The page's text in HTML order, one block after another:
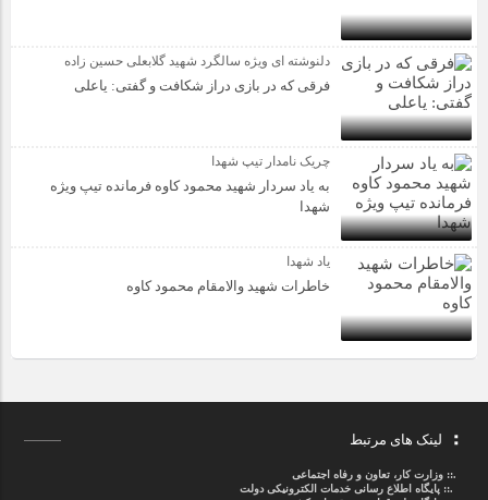
دلنوشته ای ویژه سالگرد شهید گلابعلی حسین زاده
فرقی که در بازی دراز شکافت و گفتی: یاعلی
چریک نامدار تیپ شهدا
به یاد سردار شهید محمود کاوه فرمانده تیپ ویژه
شهدا
یاد شهدا
خاطرات شهید والامقام محمود کاوه‌
لینک های مرتبط
.::وزارت کار، تعاون و رفاه اجتماعی
.::پایگاه اطلاع رسانی خدمات الکترونیکی دولت